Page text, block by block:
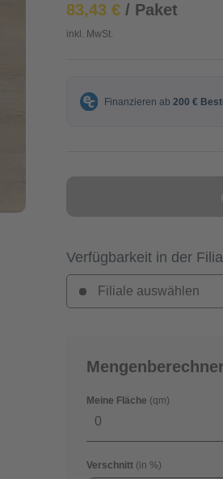
83,43 €/ Paket
inkl. MwSt.
Verfügbarkeit in der
Filiale auswählen
Meine Fläche (qm)
Verschnitt (in %)